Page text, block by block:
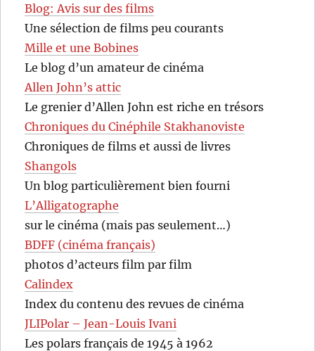
Blog: Avis sur des films
Une sélection de films peu courants
Mille et une Bobines
Le blog d’un amateur de cinéma
Allen John’s attic
Le grenier d’Allen John est riche en trésors
Chroniques du Cinéphile Stakhanoviste
Chroniques de films et aussi de livres
Shangols
Un blog particulièrement bien fourni
L’Alligatographe
sur le cinéma (mais pas seulement…)
BDFF (cinéma français)
photos d’acteurs film par film
Calindex
Index du contenu des revues de cinéma
JLIPolar – Jean-Louis Ivani
Les polars français de 1945 à 1962